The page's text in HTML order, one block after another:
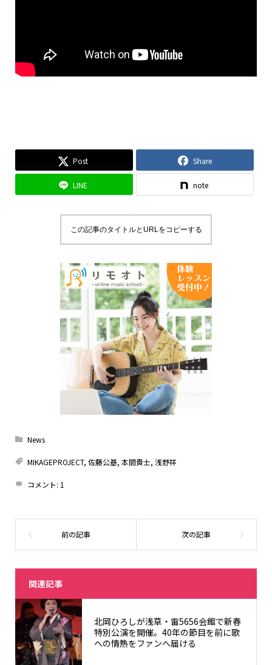
Post Share
LINE note
この記事のタイトルとURLをコピーする
News
MIKAGEPROJECT, 佐藤公基, 本間貴士, 浅野祥
コメント: 1
関連記事
北岡ひろしが浅草・雷5656会館で新春
特別公演を開催。40年の節目を前に歌
への情熱をファンへ届ける